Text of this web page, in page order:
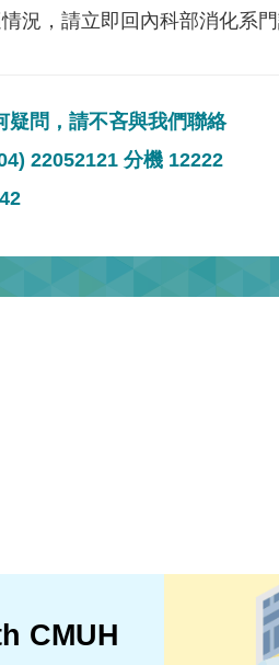
況，請立即回內科部消化系
疑問，請不吝與我們聯絡
22052121 分機 12222
CMUH